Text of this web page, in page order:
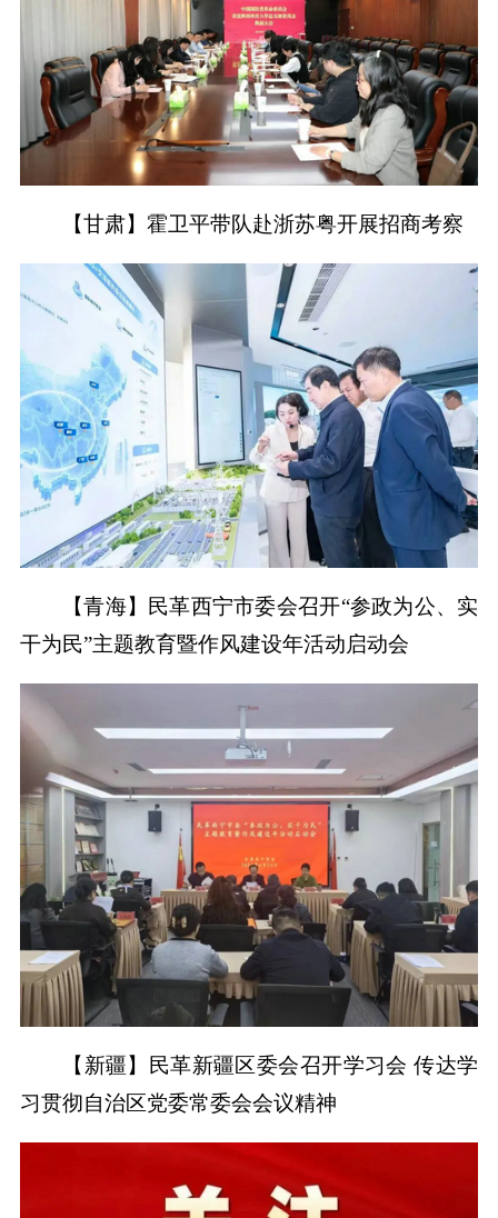
【甘肃】霍卫平带队赴浙苏粤开展招商考察
【青海】民革西宁市委会召开“参政为公、实
干为民”主题教育暨作风建设年活动启动会
【新疆】民革新疆区委会召开学习会 传达学
习贯彻自治区党委常委会会议精神